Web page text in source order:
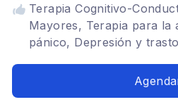
Terapia Cognitivo-
Mayores, Terapia para la
pánico, Depresión y
Autoestima, Límites,